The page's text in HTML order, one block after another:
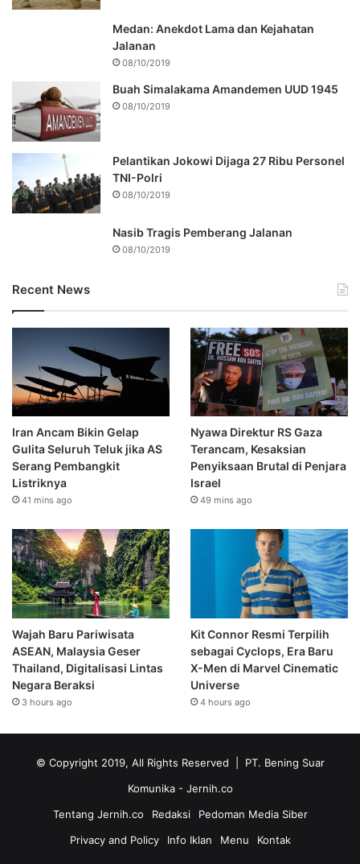
Medan: Anekdot Lama dan Kejahatan
Jalanan
08/10/2019
Buah Simalakama Amandemen UUD 1945
08/10/2019
Pelantikan Jokowi Dijaga 27 Ribu Personel
TNI-Polri
08/10/2019
Nasib Tragis Pemberang Jalanan
08/10/2019
Recent News
Iran Ancam Bikin Gelap
Gulita Seluruh Teluk jika AS
Serang Pembangkit
Listriknya
41 mins ago
Nyawa Direktur RS Gaza
Terancam, Kesaksian
Penyiksaan Brutal di Penjara
Israel
49 mins ago
Wajah Baru Pariwisata
ASEAN, Malaysia Geser
Thailand, Digitalisasi Lintas
Negara Beraksi
3 hours ago
Kit Connor Resmi Terpilih
sebagai Cyclops, Era Baru
X-Men di Marvel Cinematic
Universe
4 hours ago
© Copyright 2019, All Rights Reserved | PT. Bening Suar
Komunika - Jernih.co
Tentang Jernih.co
Redaksi
Pedoman Media Siber
Privacy and Policy
Info Iklan Menu Kontak